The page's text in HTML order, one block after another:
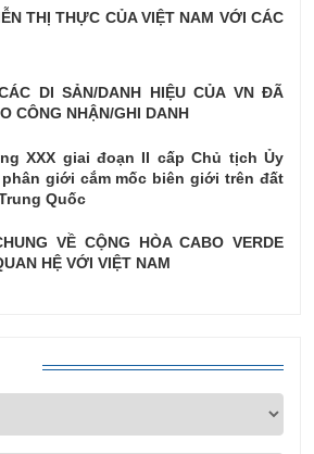
THỊ THỰC CỦA VIỆT NAM VỚI CÁC
DI SẢN/DANH HIỆU CỦA VN ĐÃ
CÔNG NHẬN/GHI DANH
XXX giai đoạn II cấp Chủ tịch Ủy
giới cắm mốc biên giới trên đất
Quốc
VỀ CỘNG HÒA CABO VERDE
HỆ VỚI VIỆT NAM